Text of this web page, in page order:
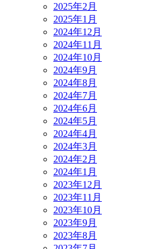
2025年2月
2025年1月
2024年12月
2024年11月
2024年10月
2024年9月
2024年8月
2024年7月
2024年6月
2024年5月
2024年4月
2024年3月
2024年2月
2024年1月
2023年12月
2023年11月
2023年10月
2023年9月
2023年8月